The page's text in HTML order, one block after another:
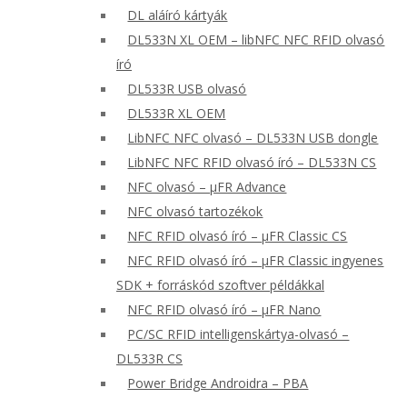
DL aláíró kártyák
DL533N XL OEM – libNFC NFC RFID olvasó
író
DL533R USB olvasó
DL533R XL OEM
LibNFC NFC olvasó – DL533N USB dongle
LibNFC NFC RFID olvasó író – DL533N CS
NFC olvasó – μFR Advance
NFC olvasó tartozékok
NFC RFID olvasó író – μFR Classic CS
NFC RFID olvasó író – μFR Classic ingyenes
SDK + forráskód szoftver példákkal
NFC RFID olvasó író – μFR Nano
PC/SC RFID intelligenskártya-olvasó –
DL533R CS
Power Bridge Androidra – PBA